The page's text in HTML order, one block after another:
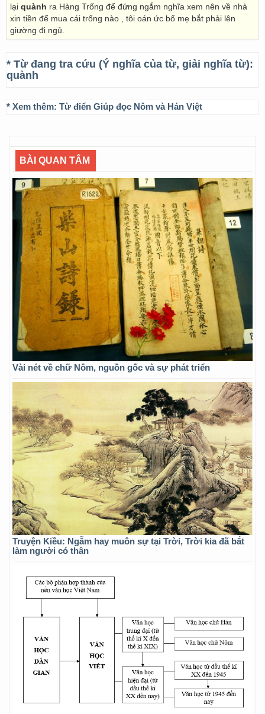
lại quành ra Hàng Trống để đứng ngắm nghĩa xem nên về nhà
xin tiền để mua cái trống nào , tôi oán ức bố mẹ bắt phải lên
giường đi ngủ.
* Từ đang tra cứu (Ý nghĩa của từ, giải nghĩa từ):
quành
* Xem thêm: Từ điển Giúp đọc Nôm và Hán Việt
BÀI QUAN TÂM
Vài nét về chữ Nôm, nguồn gốc và sự phát triển
Truyện Kiều: Ngẫm hay muôn sự tại Trời, Trời kia đã bắt
làm người có thân